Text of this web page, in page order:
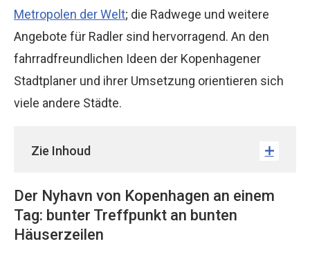
Metropolen der Welt; die Radwege und weitere
Angebote für Radler sind hervorragend. An den
fahrradfreundlichen Ideen der Kopenhagener
Stadtplaner und ihrer Umsetzung orientieren sich
viele andere Städte.
Zie Inhoud
Der Nyhavn von Kopenhagen an einem
Tag: bunter Treffpunkt an bunten
Häuserzeilen